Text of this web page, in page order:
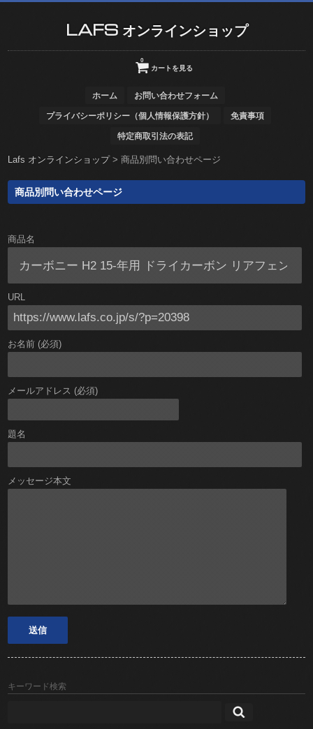
LAFS オンラインショップ
カートを見る
0
ホーム お問い合わせフォーム
プライバシーポリシー（個人情報保護方針） 免責事項
特定商取引法の表記
Lafs オンラインショップ>商品別問い合わせページ
商品別問い合わせページ
商品名
URL
お名前 (必須)
メールアドレス (必須)
題名
メッセージ本文
キーワード検索